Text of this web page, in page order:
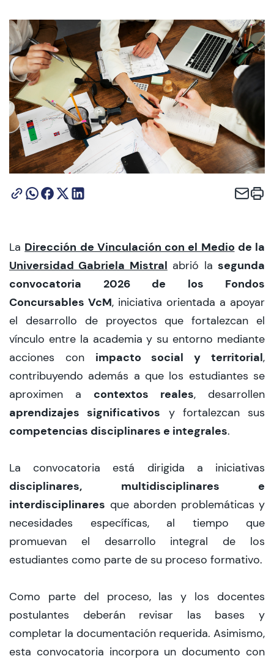
Alumni
Biblioteca
UGM Online
Language Center
CIEO
Contacto y Horarios
La Dirección de Vinculación con el Medio de la
Universidad Gabriela Mistral abrió lasegunda
convocatoria 2026 de los Fondos
Concursables VcM, iniciativa orientada a apoyar
el desarrollo de proyectos que fortalezcan el
vínculo entre la academia y su entorno mediante
acciones con impacto social y territorial,
contribuyendo además a que los estudiantes se
aproximen a contextos reales, desarrollen
aprendizajes significativos y fortalezcan sus
competencias disciplinares e integrales.
La convocatoria está dirigida a iniciativas
disciplinares, multidisciplinares e
interdisciplinares que aborden problemáticas y
necesidades específicas, al tiempo que
promuevan el desarrollo integral de los
estudiantes como parte de su proceso formativo.
Como parte del proceso, las y los docentes
postulantes deberán revisar las bases y
completar la documentación requerida. Asimismo,
esta convocatoria incorpora un documento con